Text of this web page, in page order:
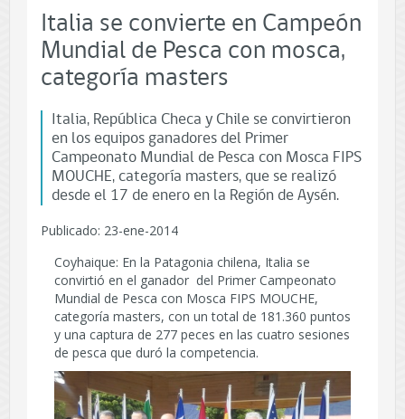
Italia se convierte en Campeón
Mundial de Pesca con mosca,
categoría masters
Italia, República Checa y Chile se convirtieron
en los equipos ganadores del Primer
Campeonato Mundial de Pesca con Mosca FIPS
MOUCHE, categoría masters, que se realizó
desde el 17 de enero en la Región de Aysén.
Publicado: 23-ene-2014
Coyhaique: En la Patagonia chilena, Italia se
convirtió en el ganador del Primer Campeonato
Mundial de Pesca con Mosca FIPS MOUCHE,
categoría masters, con un total de 181.360 puntos
y una captura de 277 peces en las cuatro sesiones
de pesca que duró la competencia.